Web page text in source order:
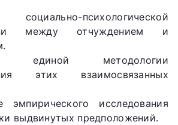
социально-психологической
между отчуждением и
единой методологии
этих взаимосвязанных
эмпирического исследования
выдвинутых предположений.